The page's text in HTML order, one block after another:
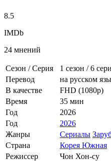
8.5
IMDb
24 мнений
Сезон / Серия 1 сезон /6
Перевод
на русском
В качестве
FHD (1080p)
Время
35 мин
Год
2026
Год
2026
Жанры
Сериалы
Страна
Корея Южная
Режиссер
Чон Хон-су